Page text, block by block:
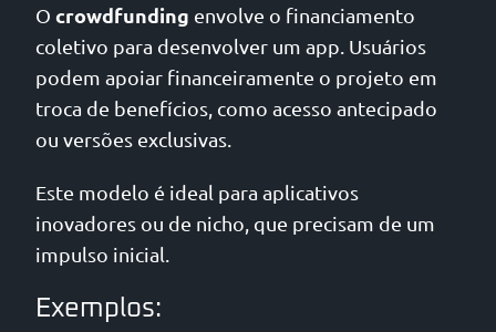
O crowdfunding envolve o financiamento
coletivo para desenvolver um app. Usuários
podem apoiar financeiramente o projeto em
troca de benefícios, como acesso antecipado
ou versões exclusivas.
Este modelo é ideal para aplicativos
inovadores ou de nicho, que precisam de um
impulso inicial.
Exemplos: